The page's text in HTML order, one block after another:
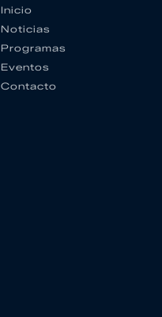
Inicio
Noticias
Programas
Eventos
Contacto